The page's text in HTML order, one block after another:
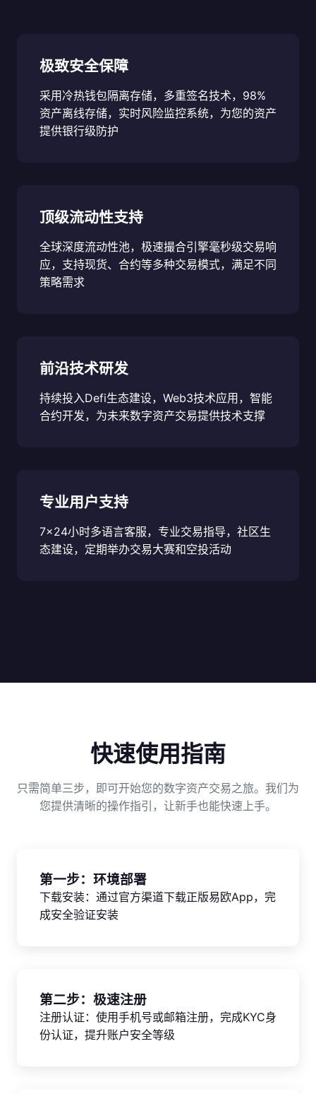
极致安全保障
采用冷热钱包隔离存储，多重签名技术，98%
资产离线存储，实时风险监控系统，为您的资产
提供银行级防护
顶级流动性支持
全球深度流动性池，极速撮合引擎毫秒级交易响
应，支持现货、合约等多种交易模式，满足不同
策略需求
前沿技术研发
持续投入Defi生态建设，Web3技术应用，智能
合约开发，为未来数字资产交易提供技术支撑
专业用户支持
7×24小时多语言客服，专业交易指导，社区生
态建设，定期举办交易大赛和空投活动
快速使用指南
只需简单三步，即可开始您的数字资产交易之旅。我们为
您提供清晰的操作指引，让新手也能快速上手。
第一步：环境部署
下载安装：通过官方渠道下载正版易欧App，完
成安全验证安装
第二步：极速注册
注册认证：使用手机号或邮箱注册，完成KYC身
份认证，提升账户安全等级